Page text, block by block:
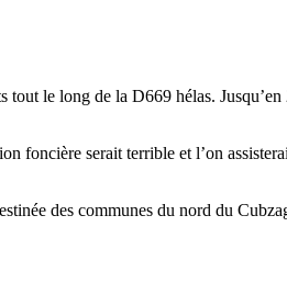
le long de la D669 hélas. Jusqu’en
foncière serait terrible et l’on
des communes du nord du